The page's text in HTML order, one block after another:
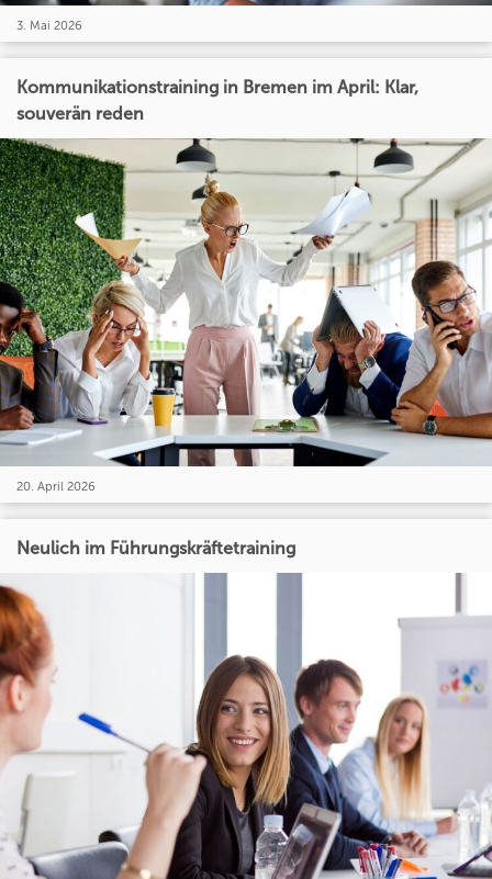
3. Mai 2026
Kommunikationstraining in Bremen im April: Klar,
souverän reden
20. April 2026
Neulich im Führungskräftetraining